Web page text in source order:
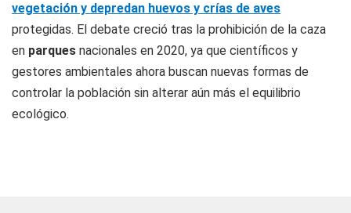
vegetación y depredan huevos y crías de aves
protegidas. El debate creció tras la prohibición de la caza
en parques nacionales en 2020, ya que científicos y
gestores ambientales ahora buscan nuevas formas de
controlar la población sin alterar aún más el equilibrio
ecológico.